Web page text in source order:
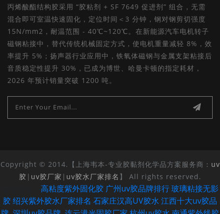
丙烯酸酯结构胶采用 “胶粘剂 + SF 7649 促进剂” 组合，无需
混合即可室温快速固化，定位时间＜3 分钟，钢对钢剪切强度
15N/mm2，耐温范围 - 40℃~120℃。在新能源汽车电机转子
磁钢粘接中，替代传统机械固定方式，使电机重量减轻 8%，效
率提升 5%；扬声器行业应用中，铁氧体磁钢与金属支架粘接后
音质稳定性提升 30%，已成为博世、哈曼卡顿的指定耗材，
2026 年预计销量突破 1200 吨。
Copyright © 2014.【上海韦本-专业胶黏剂化学品方案服务商： uv
胶 | uv胶厂家 | uv胶水厂家排名 】 All rights reserved.
高粘度紫外固化胶 广州uv胶品牌排行玻璃粘接无影
胶绍兴紫外胶水厂家排名 石家庄汉高UV胶水 江西十大uv胶品